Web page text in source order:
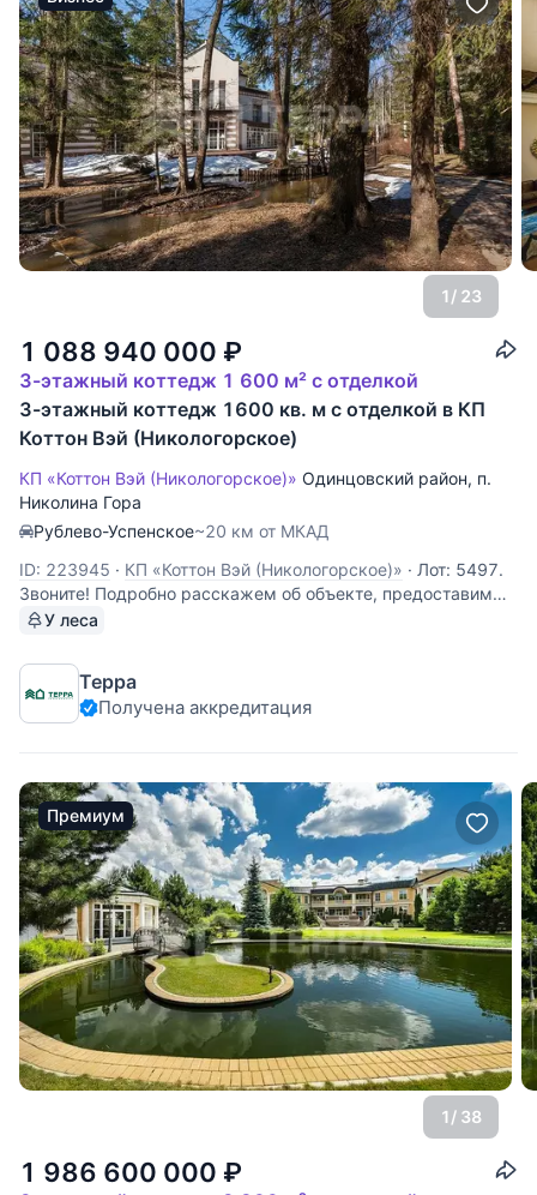
1/ 23
1 088 940 000 ₽
3-этажный коттедж 1 600 м² с отделкой
3-этажный коттедж 1600 кв. м с отделкой в КП
Коттон Вэй (Никологорское)
КП «Коттон Вэй (Никологорское)» Одинцовский район, п.
Николина Гора
Рублево-Успенское~20 км от МКАД
ID: 223945 · КП «Коттон Вэй (Никологорское)» · Лот: 5497.
Звоните! Подробно расскажем об объекте, предоставим
всю необходимую информацию и оперативно покажем!
У леса
Терра
Получена аккредитация
Премиум
1/ 38
1 986 600 000 ₽